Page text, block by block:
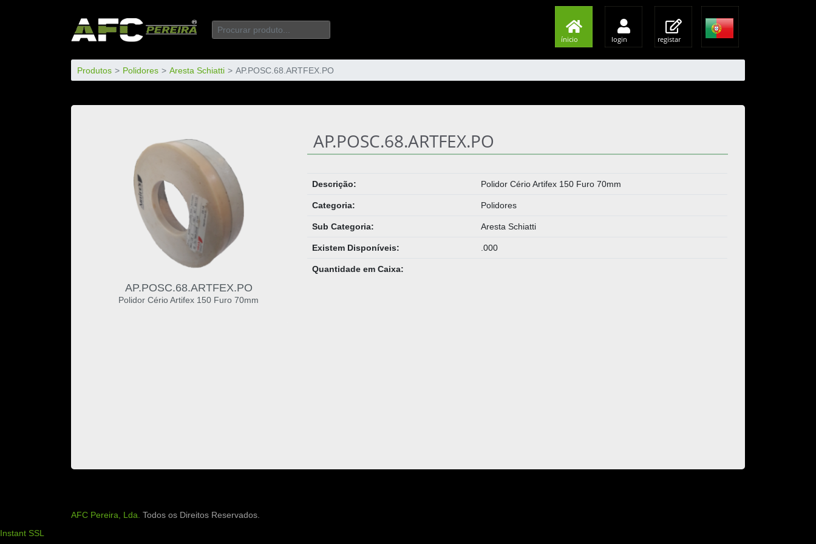
ínicio login registar
Produtos Polidores Aresta Schiatti AP.POSC.68.ARTFEX.PO
AP.POSC.68.ARTFEX.PO
Polidor Cério Artifex 150 Furo 70mm
AP.POSC.68.ARTFEX.PO
Descrição: Polidor Cério Artifex 150 Furo 70mm
Categoria: Polidores
Sub Categoria: Aresta Schiatti
Existem Disponíveis: .000
Quantidade em Caixa:
AFC Pereira, Lda. Todos os Direitos Reservados.
Instant SSL